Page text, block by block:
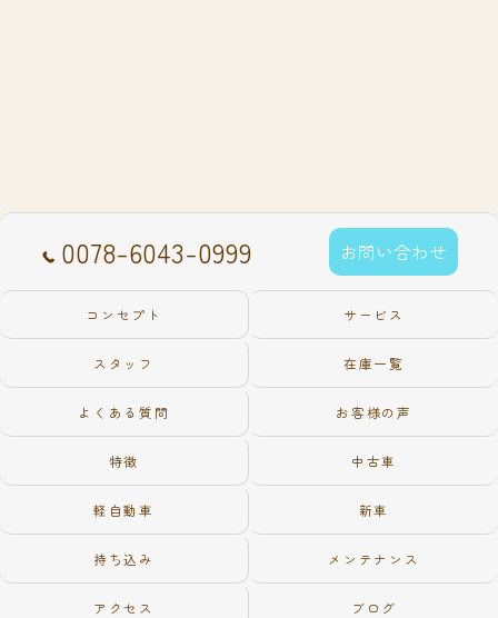
0078-6043-0999 お問い合わせ
コンセプト サービス
スタッフ 在庫一覧
よくある質問 お客様の声
特徴 中古車
軽自動車 新車
持ち込み メンテナンス
アクセス ブログ